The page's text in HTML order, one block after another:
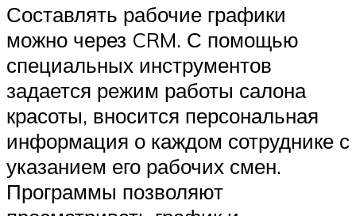
Составлять рабочие графики
можно через CRM. С помощью
специальных инструментов
задается режим работы салона
красоты, вносится персональная
информация о каждом сотруднике с
указанием его рабочих смен.
Программы позволяют